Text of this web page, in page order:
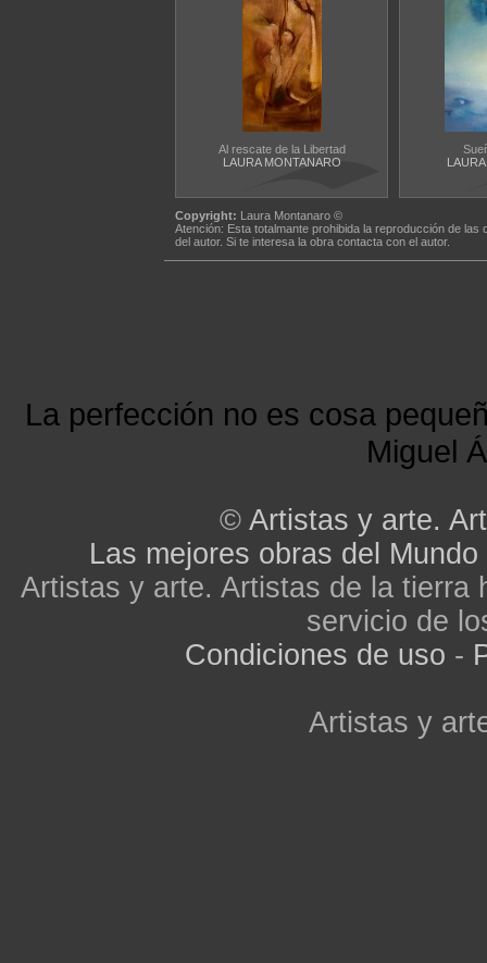
Al rescate de la Libertad
LAURA MONTANARO
Copyright: Laura Montanaro ©
Atención: Esta totalmante prohibida la reproducción de
del autor. Si te interesa la obra contacta con el autor.
La perfección no es cosa
Miguel
© Artistas y arte.
Las mejores obras del Mundo
Artistas y arte. Artistas de la tierra
servicio de
Condiciones de uso -
Artistas y